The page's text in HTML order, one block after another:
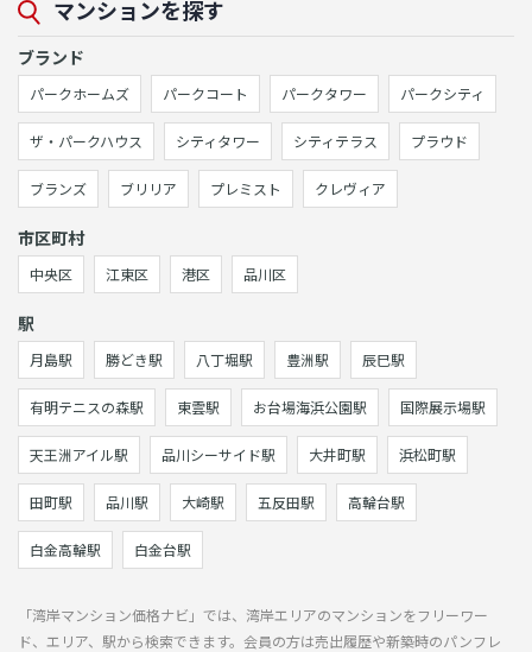
マンションを探す
ブランド
パークホームズ パークコート パークタワー パークシティ
ザ・パークハウス シティタワー シティテラス プラウド
ブランズ ブリリア プレミスト クレヴィア
市区町村
中央区 江東区 港区 品川区
駅
月島駅 勝どき駅 八丁堀駅 豊洲駅 辰巳駅
有明テニスの森駅 東雲駅 お台場海浜公園駅 国際展示場駅
天王洲アイル駅 品川シーサイド駅 大井町駅 浜松町駅
田町駅 品川駅 大崎駅 五反田駅 高輪台駅
白金高輪駅 白金台駅
「湾岸マンション価格ナビ」では、湾岸エリアのマンションをフリーワー
ド、エリア、駅から検索できます。会員の方は売出履歴や新築時のパンフレ